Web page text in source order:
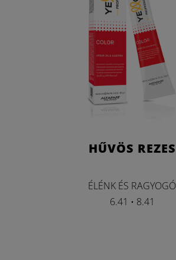
HŰVÖS REZES
ÉLÉNK ÉS RAGYOGÓ
6.41 • 8.41